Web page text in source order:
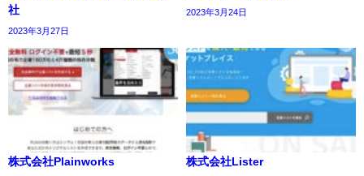
社
2023年3月27日
2023年3月24日
株式会社Plainworks 株式会社Lister